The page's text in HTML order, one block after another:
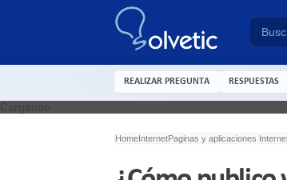
REALIZAR PREGUNTA RESPUESTAS
HomeInternetPaginas y aplicaciones